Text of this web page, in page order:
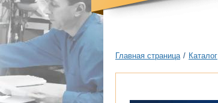
Главная страница / Каталог